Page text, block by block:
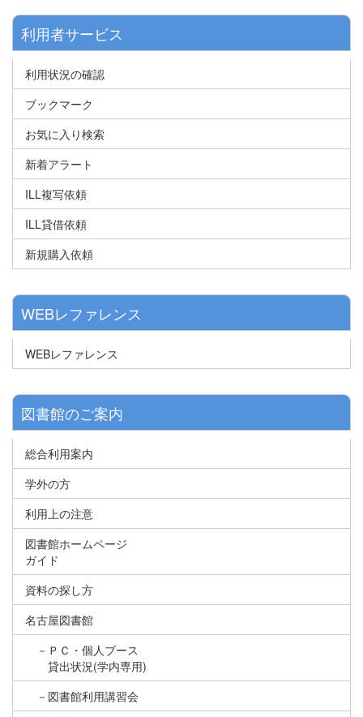
利用者サービス
利用状況の確認
ブックマーク
お気に入り検索
新着アラート
ILL複写依頼
ILL貸借依頼
新規購入依頼
WEBレファレンス
WEBレファレンス
図書館のご案内
総合利用案内
学外の方
利用上の注意
図書館ホームページ
ガイド
資料の探し方
名古屋図書館
－ＰＣ・個人ブース
貸出状況(学内専用)
－図書館利用講習会